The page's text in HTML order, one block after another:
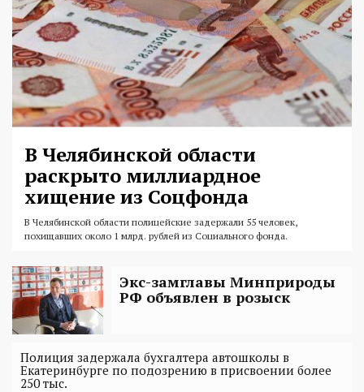
В Челябинской области
раскрыто миллиардное
хищение из Соцфонда
В Челябинской области полицейские задержали 55 человек,
похищавших около 1 млрд. рублей из Социального фонда.
Экс-замглавы Минприроды
РФ объявлен в розыск
Полиция задержала бухгалтера автошколы в
Екатеринбурге по подозрению в присвоении более
250 тыс.